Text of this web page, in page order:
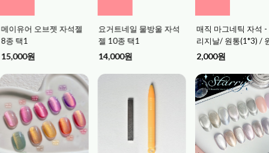
오브젯 자석젤
요거트네일 물방울 자석
젤 10종 택1
14,000원
매직 마그네틱 자석 - 오
리지날/ 원통(1*3) / 원형
2,000원